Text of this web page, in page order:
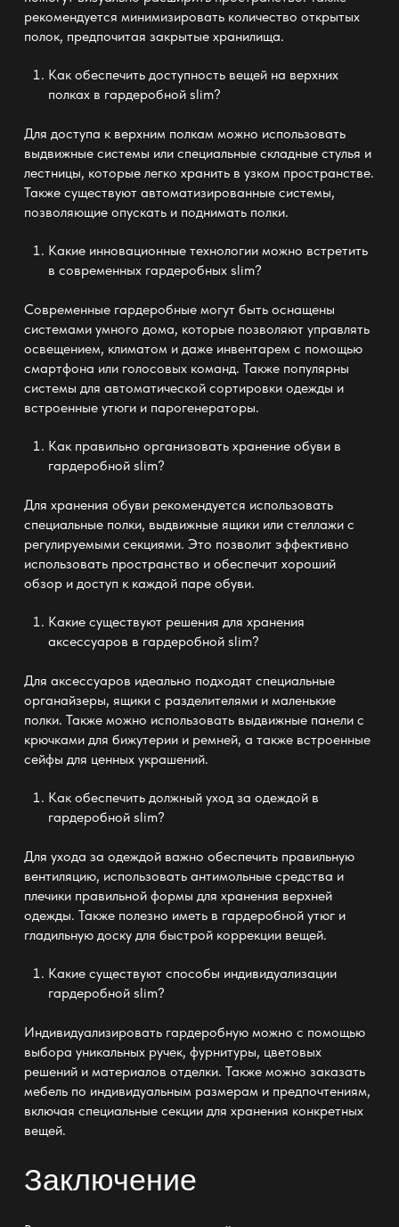
рекомендуется минимизировать количество открытых
полок, предпочитая закрытые хранилища.
Как обеспечить доступность вещей на верхних
полках в гардеробной slim?
Для доступа к верхним полкам можно использовать
выдвижные системы или специальные складные стулья и
лестницы, которые легко хранить в узком пространстве.
Также существуют автоматизированные системы,
позволяющие опускать и поднимать полки.
Какие инновационные технологии можно встретить
в современных гардеробных slim?
Современные гардеробные могут быть оснащены
системами умного дома, которые позволяют управлять
освещением, климатом и даже инвентарем с помощью
смартфона или голосовых команд. Также популярны
системы для автоматической сортировки одежды и
встроенные утюги и парогенераторы.
Как правильно организовать хранение обуви в
гардеробной slim?
Для хранения обуви рекомендуется использовать
специальные полки, выдвижные ящики или стеллажи с
регулируемыми секциями. Это позволит эффективно
использовать пространство и обеспечит хороший
обзор и доступ к каждой паре обуви.
Какие существуют решения для хранения
аксессуаров в гардеробной slim?
Для аксессуаров идеально подходят специальные
органайзеры, ящики с разделителями и маленькие
полки. Также можно использовать выдвижные панели с
крючками для бижутерии и ремней, а также встроенные
сейфы для ценных украшений.
Как обеспечить должный уход за одеждой в
гардеробной slim?
Для ухода за одеждой важно обеспечить правильную
вентиляцию, использовать антимольные средства и
плечики правильной формы для хранения верхней
одежды. Также полезно иметь в гардеробной утюг и
гладильную доску для быстрой коррекции вещей.
Какие существуют способы индивидуализации
гардеробной slim?
Индивидуализировать гардеробную можно с помощью
выбора уникальных ручек, фурнитуры, цветовых
решений и материалов отделки. Также можно заказать
мебель по индивидуальным размерам и предпочтениям,
включая специальные секции для хранения конкретных
вещей.
Заключение